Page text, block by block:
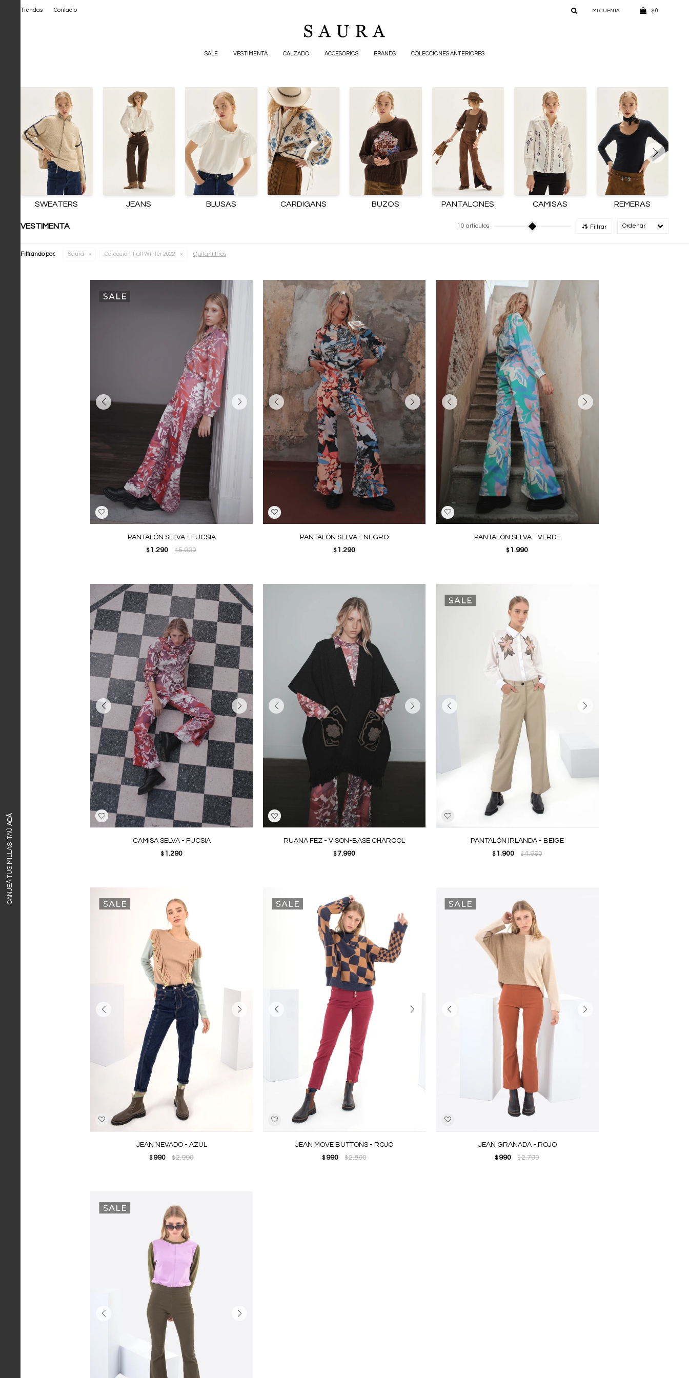
SALE VESTIMENTA CALZADO ACCESORIOS BRANDS COLECCIONES ANTERIORES
$ 0
Tiendas Contacto
CANJEÁ TUS MILLAS ITAÚ
ACÁ
SWEATERS JEANS BLUSAS CARDIGANS BUZOS PANTALONES CAMISAS REMERAS
VESTIMENTA 10 artículos Filtrar
Filtrando por: Saura Colección: Fall Winter 2022 Quitar filtros
PANTALÓN SELVA - FUCSIA
$ 1.290 $5.990
PANTALÓN SELVA - NEGRO
$ 1.290
PANTALÓN SELVA - VERDE
$ 1.990
CAMISA SELVA - FUCSIA
$ 1.290
RUANA FEZ - VISON-BASE CHARCOL
$7.990
PANTALÓN IRLANDA - BEIGE
$ 1.900 $4.990
JEAN NEVADO - AZUL
$ 990 $2.990
JEAN MOVE BUTTONS - ROJO
$ 990 $2.890
JEAN GRANADA - ROJO
$ 990 $2.790